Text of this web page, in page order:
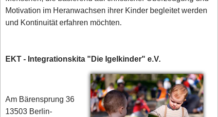
Motivation im Heranwachsen ihrer Kinder begleitet werden
und Kontinuität erfahren möchten.
EKT - Integrationskita "Die Igelkinder" e.V.
Am Bärensprung 36
13503 Berlin-